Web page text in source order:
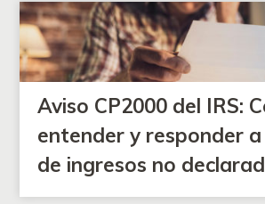
Aviso CP2000 del IRS:
entender y responder a
de ingresos no